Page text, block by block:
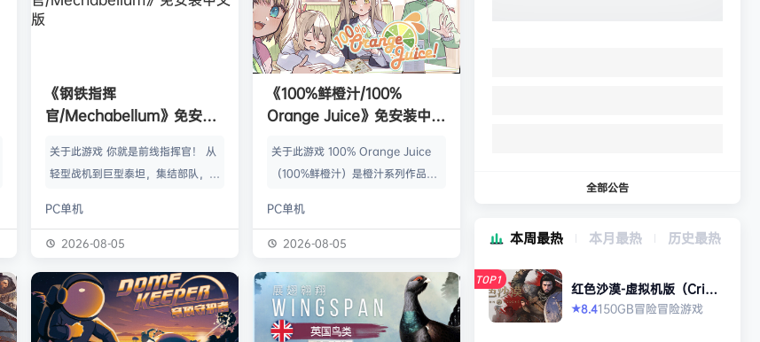
《钢铁指挥
官/Mechabellum》免安装
关于此游戏 你就是前线指挥官！ 从
轻型战机到巨型泰坦，集结部队，铸
位，研发科技，挥师破阵，所向披
靡。 将军以智取胜。谨慎洞察战
计谋决胜千里！胜负在智，无关手
速。 打造你独有的策略体系！ 在军
工厂中定制单位，在战斗中升级以反
PC单机
2026-08-05
《100%鲜橙汁/100%
Orange Juice》免安装中文
关于此游戏 100% Orange Juice
（100%鲜橙汁）是橙汁系列作品全
Red Barrel（飞天红酒桶）、QP S
hooting（QP追击）、Suguri（疾
作品里的角色，以及在本作中出现的
新角色们，一起以获胜为目标使用骰
子对战吧！ 小狗、人类与机械在天
PC单机
2026-08-05
全部公告
本周最热 本月最热 历史最热
TOP1
红色沙漠-虚拟机版（Crims
on Desert HYPERVISO
R）免安装中文版
★8.4150GB冒险冒险游戏